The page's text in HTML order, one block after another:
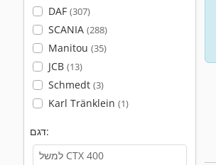
DAF (307)
SCANIA (288)
Manitou (35)
JCB (13)
Schmedt (3)
Karl Tränklein (1)
דגם: